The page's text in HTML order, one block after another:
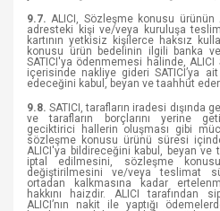
9.7. ALICI, Sözleşme konusu ürünün
adresteki kişi ve/veya kuruluşa
kartının yetkisiz kişilerce haksız
konusu ürün bedelinin ilgili banka
SATICI'ya ödenmemesi halinde,
içerisinde nakliye gideri SATICI’ya
edeceğini kabul, beyan ve taahhüt eder.
9.8. SATICI, tarafların iradesi dışında
ve tarafların borçlarını yerine
geciktirici hallerin oluşması gibi
sözleşme konusu ürünü süresi
ALICI'ya bildireceğini kabul, beyan ve
iptal edilmesini, sözleşme
değiştirilmesini ve/veya teslimat
ortadan kalkmasına kadar
hakkını haizdir. ALICI tarafından
ALICI’nın nakit ile yaptığı